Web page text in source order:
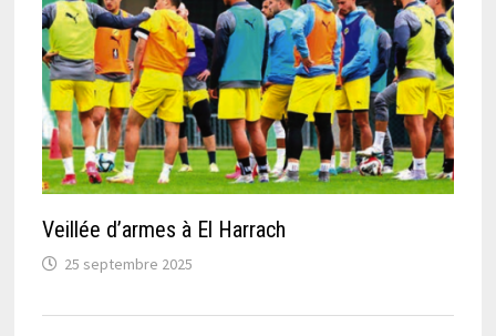
Veillée d’armes à El Harrach
25 septembre 2025